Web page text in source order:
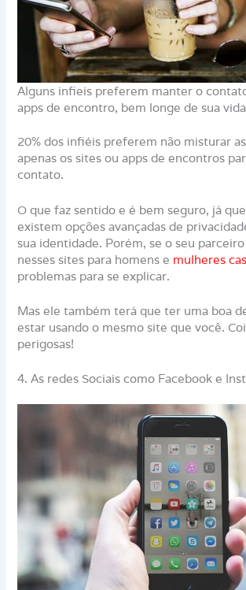
Alguns infieis preferem manter o
apps de encontro, bem longe de sua
20% dos infiéis preferem não misturar
apenas os sites ou apps de encontros
contato.
O que faz sentido e é bem seguro, já
existem opções avançadas de
sua identidade. Porém, se o seu
nesses sites para homens e mulheres
problemas para se explicar.
Mas ele também terá que ter uma boa
estar usando o mesmo site que você.
perigosas!
4. As redes Sociais como Facebook e